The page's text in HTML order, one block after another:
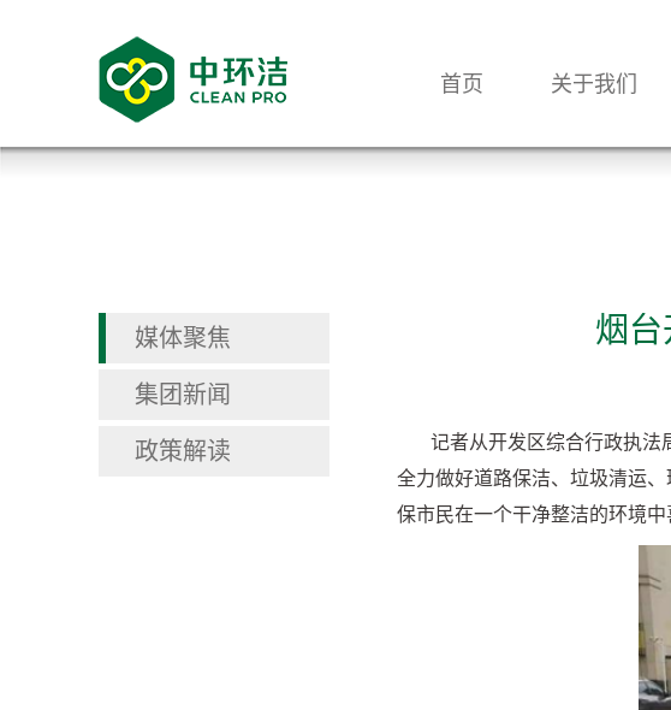
首页 关于我们
媒体聚焦
集团新闻
政策解读
烟台
记者从开发区综合行政执法
全力做好道路保洁、垃圾清运
保市民在一个干净整洁的环境中